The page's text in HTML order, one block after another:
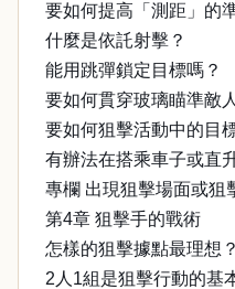
要如何提高「測距」的
什麼是依託射擊？
能用跳彈鎖定目標嗎？
要如何貫穿玻璃瞄準敵
要如何狙擊活動中的目
有辦法在搭乘車子或直
專欄 出現狙擊場面或狙
第4章 狙擊手的戰術
怎樣的狙擊據點最理想？
2人1組是狙擊行動的基